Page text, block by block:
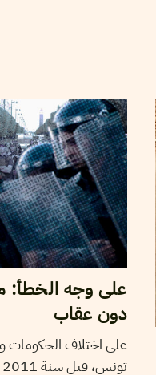
على وجه الخطأ:
دون عقاب
على اختلاف الحكومات